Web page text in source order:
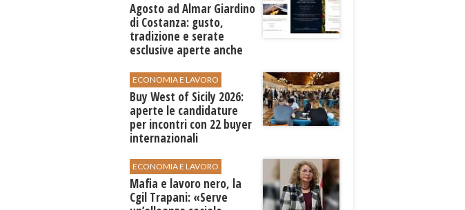
Agosto ad Almar Giardino
di Costanza: gusto,
tradizione e serate
esclusive aperte anche
ECONOMIA E LAVORO
Buy West of Sicily 2026:
aperte le candidature
per incontri con 22 buyer
internazionali
ECONOMIA E LAVORO
Mafia e lavoro nero, la
Cgil Trapani: «Serve